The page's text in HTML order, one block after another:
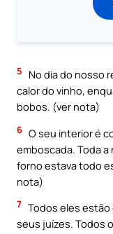
5
No dia do nosso
calor do vinho,
bobos. (ver nota)
6 O seu interior é
emboscada. Toda
forno estava todo
nota)
7 Todos eles
seus juízes. Todos